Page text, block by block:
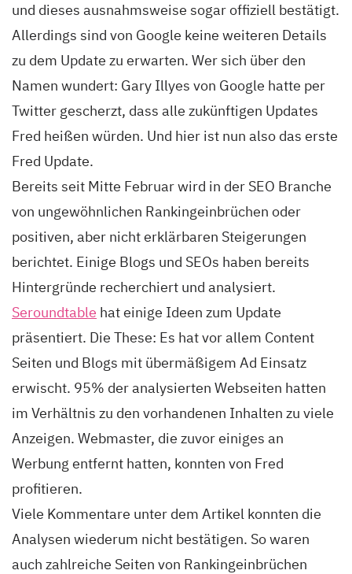
und dieses ausnahmsweise sogar offiziell bestätigt.
Allerdings sind von Google keine weiteren Details
zu dem Update zu erwarten. Wer sich über den
Namen wundert: Gary Illyes von Google hatte per
Twitter gescherzt, dass alle zukünftigen Updates
Fred heißen würden. Und hier ist nun also das erste
Fred Update.
Bereits seit Mitte Februar wird in der SEO Branche
von ungewöhnlichen Rankingeinbrüchen oder
positiven, aber nicht erklärbaren Steigerungen
berichtet. Einige Blogs und SEOs haben bereits
Hintergründe recherchiert und analysiert.
Seroundtable hat einige Ideen zum Update
präsentiert. Die These: Es hat vor allem Content
Seiten und Blogs mit übermäßigem Ad Einsatz
erwischt. 95% der analysierten Webseiten hatten
im Verhältnis zu den vorhandenen Inhalten zu viele
Anzeigen. Webmaster, die zuvor einiges an
Werbung entfernt hatten, konnten von Fred
profitieren.
Viele Kommentare unter dem Artikel konnten die
Analysen wiederum nicht bestätigen. So waren
auch zahlreiche Seiten von Rankingeinbrüchen